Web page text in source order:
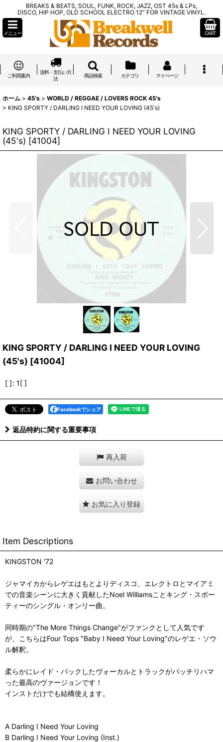
BREAKS & BEATS, SOUL, FUNK, ROCK, JAZZ, OST 45s & LPs,
DISCO, HIP HOP, OLD SCHOOL ELECTRO 12" FOR VINTAGE VINYL.
メニュー CART
ご利用案内
送料・支払い方
法
商品検索 カテゴリ マイページ
ホーム > 45's > WORLD / REGGAE / LOVERS ROCK 45's
> KING SPORTY / DARLING I NEED YOUR LOVING (45's)
KING SPORTY / DARLING I NEED YOUR LOVING
(45's) [41004]
KING SPORTY / DARLING I NEED YOUR LOVING
(45's) [41004]
[ ]: 1[ ]
Facebookでシェア
返品特約に関する重要事項
再入荷
お問い合わせ
お気に入り登録
Item Descriptions
KINGSTON '72
ジャマイカからレゲエはもとよりディスコ、エレクトロとマイアミ
での音楽シーンに大きく貢献したNoel Williamsことキング・スポー
ティーのシングル・オンリー曲。
同時期の"The More Things Change"がファンクとして人気です
が、こちらはFour Tops "Baby I Need Your Loving"のレゲエ・ソウ
ル解釈。
柔らかにレイド・バックしたヴォーカルとトラックがバッチリハマ
った最高のヴァージョンです！
インストだけでも結構使えます。
A Darling I Need Your Loving
B Darling I Need Your Loving (Inst.)